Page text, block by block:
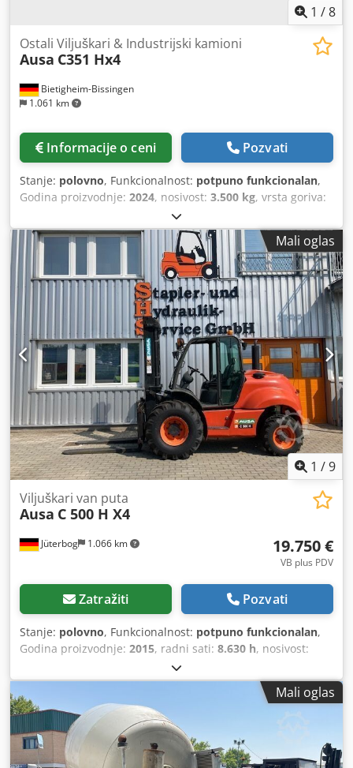
1 /8
Bietigheim-Bissingen
1.061 km
Ostali Viljuškari & Industrijski kamioni
Ausa C351 Hx4
Informacije o ceni Pozvati
Stanje: polovno, Funkcionalnost: potpuno funkcionalan,
Godina proizvodnje: 2024, nosivost: 3.500 kg, vrsta goriva:
5.416 kg
mm, tip pogona:Diesel, Tip jarbola: Nema Tehničko stanje:
Novo Chedpfexgkncsx Aguea Tip prednje gume:
Pneumatska Veličina prednje gume: 16/70-20 Tip zadnje
gume: Pneumatska Veličina zadnje gume: 12-16,5 CE
sertifikat,
Mali oglas
1 /9
Jüterbog 1.066 km
Viljuškari van puta
Ausa C 500 H X4
19.750 €
VB plus PDV
Zatražiti Pozvati
Stanje: polovno, Funkcionalnost: potpuno funkcionalan,
Godina proizvodnje: 2015, radni sati: 8.630 h, nosivost:
3.700 mm
100 mm, vrsta goriva:dizel, tip jarma:simpleks,
građevinska visina:
, širina nosivog rama
viljuškara:1.710 mm , dužina viljuške:
masa vozila:8.350 kg, tip pogona:
1.990 mm , Grubi terenski viljuškari Centar opterećenja
gravitacije: 600 Širina viljuške: 200 mm Debljina viljuške:
Mali oglas